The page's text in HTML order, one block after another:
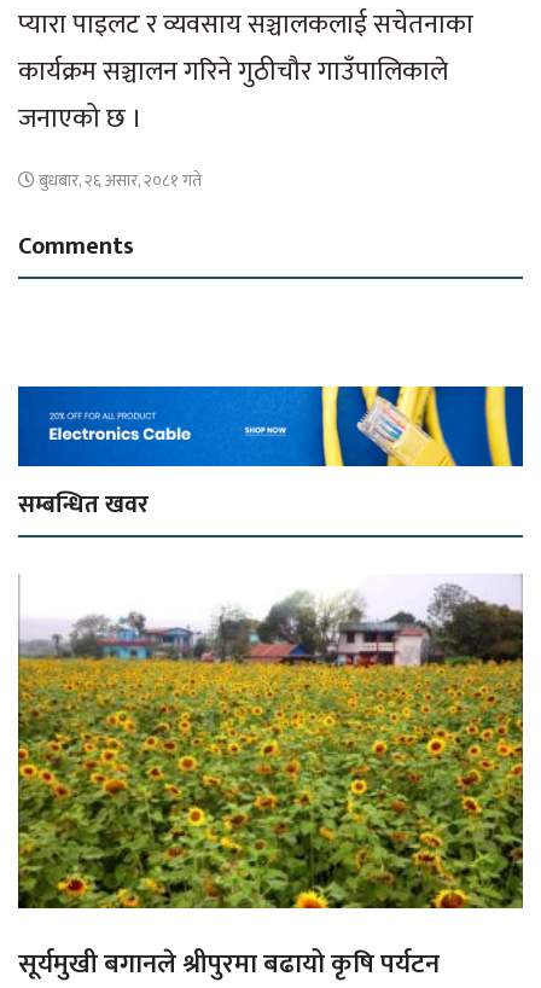
प्यारा पाइलट र व्यवसाय सञ्चालकलाई सचेतनाका
कार्यक्रम सञ्चालन गरिने गुठीचौर गाउँपालिकाले
जनाएको छ ।
बुधबार, २६ असार, २०८१ गते
Comments
सम्बन्धित खवर
सूर्यमुखी बगानले श्रीपुरमा बढायो कृषि पर्यटन